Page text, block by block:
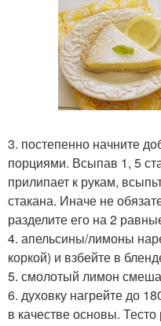
3. постепенно начните
порциями. Всыпав 1, 5
прилипает к рукам,
стакана. Иначе не
разделите его на 2
4. апельсины/лимоны
коркой) и взбейте в
5. смолотый лимон
6. духовку нагрейте до
в качестве основы.